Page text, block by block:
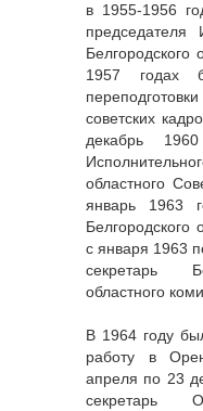
в 1955-1956
председателя
Белгородского
1957 годах
советских
декабрь
областного
январь 1963
Белгородского
с января 1963
секретарь
областного
В 1964 году
работу в
апреля по 23
секретарь